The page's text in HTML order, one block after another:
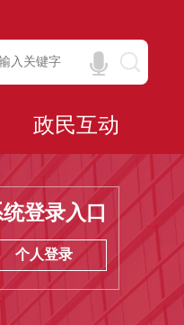
政民互动
登录入口
个人登录